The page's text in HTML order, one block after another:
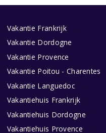
Vakantie Frankrijk
Vakantie Dordogne
Vakantie Provence
Vakantie Poitou - Charentes
Vakantie Languedoc
Vakantiehuis Frankrijk
Vakantiehuis Dordogne
Vakantiehuis Provence